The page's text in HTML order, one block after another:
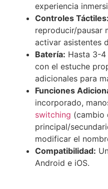
experiencia
Controles Táctiles:
reproducir/pausar
activar asistentes
Batería: Hasta 3-
con el estuche
adicionales para
Funciones
incorporado,
switching (cambio
principal/
modificar el
Compatibilidad:
Android e iOS.